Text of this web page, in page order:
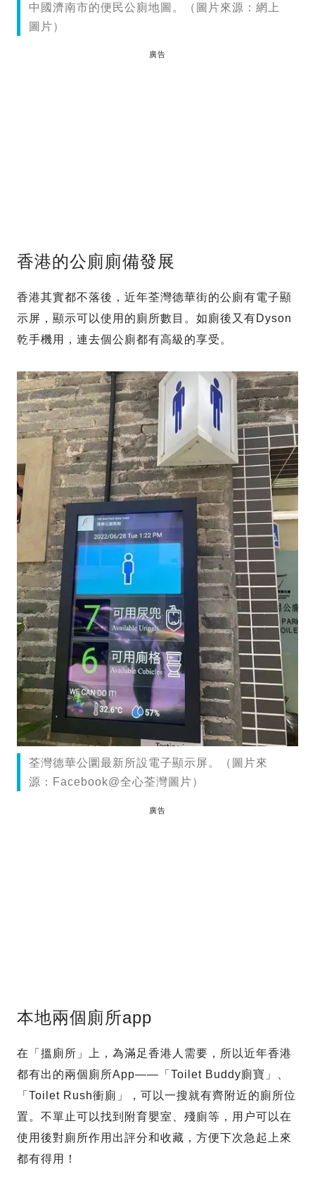
中國濟南市的便民公廁地圖。（圖片來源：網上
圖片）
廣告
香港的公廁廁備發展
香港其實都不落後，近年荃灣德華街的公廁有電子顯
示屏，顯示可以使用的廁所數目。如廁後又有Dyson
乾手機用，連去個公廁都有高級的享受。
荃灣德華公圜最新所設電子顯示屏。（圖片來
源：Facebook@全心荃灣圖片）
廣告
本地兩個廁所app
在「搵廁所」上，為滿足香港人需要，所以近年香港
都有出的兩個廁所App——「Toilet Buddy廁寶」、
「Toilet Rush衝廁」，可以一搜就有齊附近的廁所位
置。不單止可以找到附育嬰室、殘廁等，用户可以在
使用後對廁所作用出評分和收藏，方便下次急起上來
都有得用！